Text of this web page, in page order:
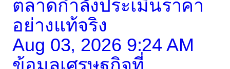
ตลาดกำลังประเมินราคา
อย่างแท้จริง
Aug 03, 2026 9:24 AM
ข้อมูลเศรษฐกิจที่